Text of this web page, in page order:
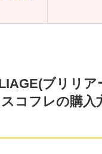
ブリリア
コフレの購入